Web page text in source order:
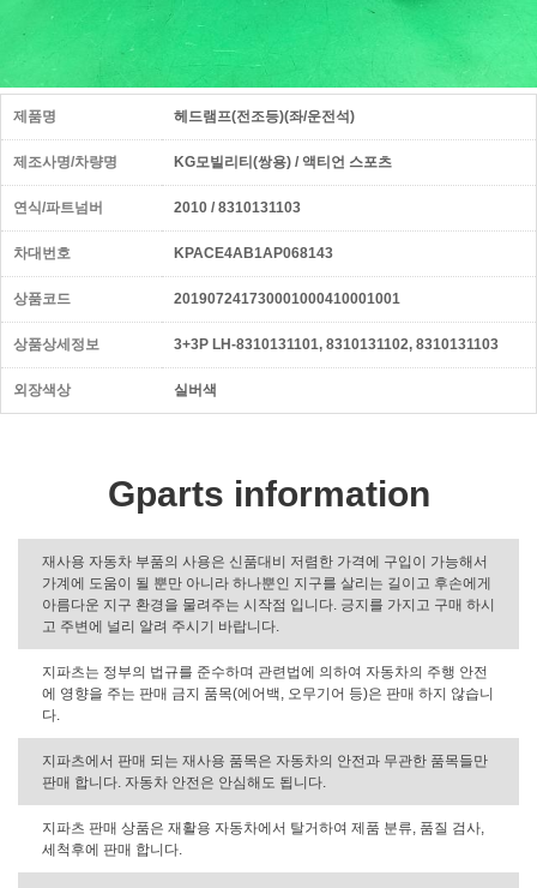
제품명 헤드램프(전조등)(좌/운전석)
제조사명/차량명 KG모빌리티(쌍용) / 액티언 스포츠
연식/파트넘버 2010 / 8310131103
차대번호 KPACE4AB1AP068143
상품코드 201907241730001000410001001
상품상세정보 3+3P LH-8310131101, 8310131102, 8310131103
외장색상 실버색
Gparts information
재사용 자동차 부품의 사용은 신품대비 저렴한 가격에 구입이 가능해서
가계에 도움이 될 뿐만 아니라 하나뿐인 지구를 살리는 길이고 후손에게
아름다운 지구 환경을 물려주는 시작점 입니다. 긍지를 가지고 구매 하시
고 주변에 널리 알려 주시기 바랍니다.
지파츠는 정부의 법규를 준수하며 관련법에 의하여 자동차의 주행 안전
에 영향을 주는 판매 금지 품목(에어백, 오무기어 등)은 판매 하지 않습니
다.
지파츠에서 판매 되는 재사용 품목은 자동차의 안전과 무관한 품목들만
판매 합니다. 자동차 안전은 안심해도 됩니다.
지파츠 판매 상품은 재활용 자동차에서 탈거하여 제품 분류, 품질 검사,
세척후에 판매 합니다.